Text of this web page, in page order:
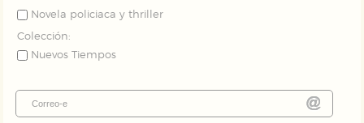
Novela policiaca y thriller
Colección:
Nuevos Tiempos